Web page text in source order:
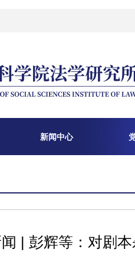
新闻中心
闻 | 彭辉等：对剧